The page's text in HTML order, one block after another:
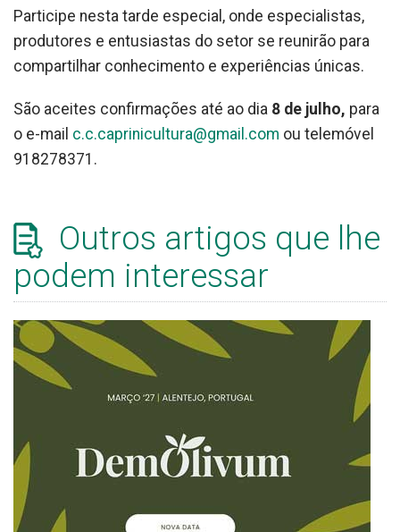
Participe nesta tarde especial, onde especialistas,
produtores e entusiastas do setor se reunirão para
compartilhar conhecimento e experiências únicas.
São aceites confirmações até ao dia 8 de julho, para
o e-mail c.c.caprinicultura@gmail.com ou telemóvel
918278371.
Outros artigos que lhe
podem interessar